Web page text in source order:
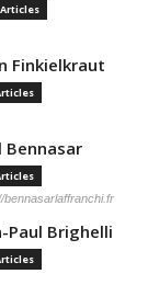
Articles
Finkielkraut
Bennasar
bennasarlaffranchi.fr
Paul Brighelli